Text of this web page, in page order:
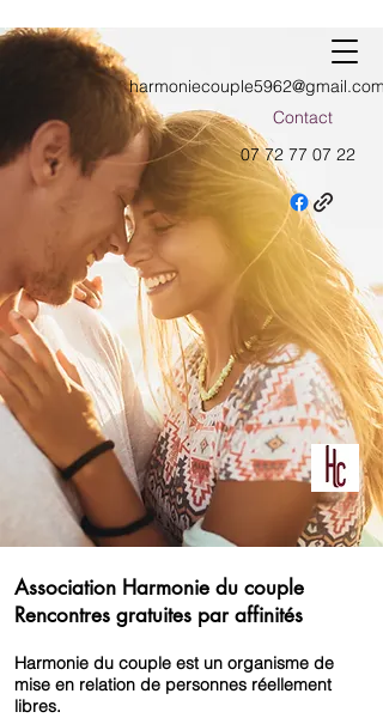
harmoniecouple5962@gmail.com
Contact
07 72 77 07 22
Association Harmonie du couple
Rencontres gratuites par affinités
Harmonie du couple est un organisme de
mise en relation de personnes réellement
libres.